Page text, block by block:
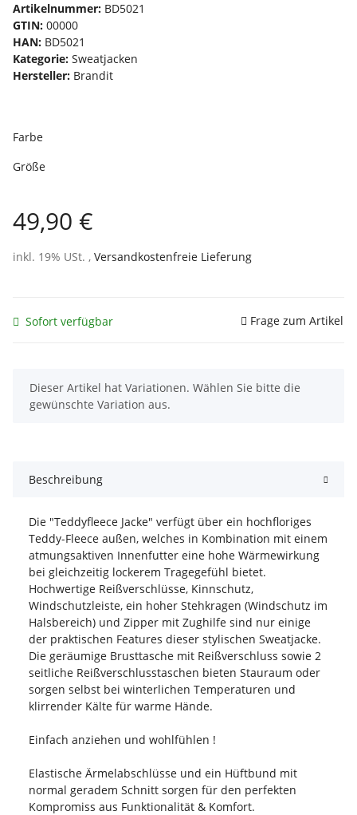
Artikelnummer: BD5021
GTIN: 00000
HAN: BD5021
Kategorie: Sweatjacken
Hersteller: Brandit
Farbe
Größe
49,90 €
inkl. 19% USt. , Versandkostenfreie Lieferung
Sofort verfügbar Frage zum Artikel
x
Dieser Artikel hat Variationen. Wählen Sie bitte die
gewünschte Variation aus.
Beschreibung
Die "Teddyfleece Jacke" verfügt über ein hochfloriges
Teddy-Fleece außen, welches in Kombination mit einem
atmungsaktiven Innenfutter eine hohe Wärmewirkung
bei gleichzeitig lockerem Tragegefühl bietet.
Hochwertige Reißverschlüsse, Kinnschutz,
Windschutzleiste, ein hoher Stehkragen (Windschutz im
Halsbereich) und Zipper mit Zughilfe sind nur einige
der praktischen Features dieser stylischen Sweatjacke.
Die geräumige Brusttasche mit Reißverschluss sowie 2
seitliche Reißverschlusstaschen bieten Stauraum oder
sorgen selbst bei winterlichen Temperaturen und
klirrender Kälte für warme Hände.
Einfach anziehen und wohlfühlen !
Elastische Ärmelabschlüsse und ein Hüftbund mit
normal geradem Schnitt sorgen für den perfekten
Kompromiss aus Funktionalität & Komfort.